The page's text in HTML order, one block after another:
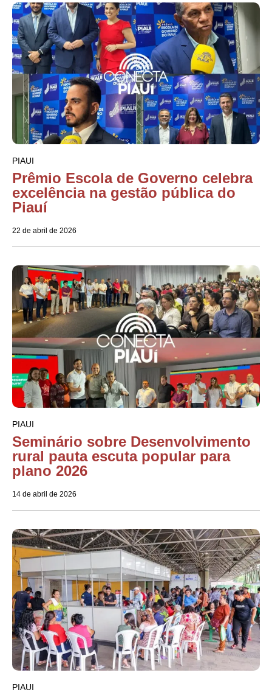
PIAUI
Prêmio Escola de Governo celebra
excelência na gestão pública do
Piauí
22 de abril de 2026
PIAUI
Seminário sobre Desenvolvimento
rural pauta escuta popular para
plano 2026
14 de abril de 2026
PIAUI